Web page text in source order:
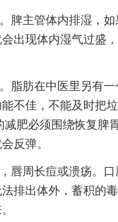
脾主管体内排湿，
出现体内湿气过盛
脂肪在中医里另有
不佳，不能及时把
减肥必须围绕恢复脾
反弹。
唇周长痘或溃疡。口
排出体外，蓄积的